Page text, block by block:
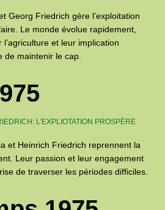
Georg Friedrich gère l’exploitation
Le monde évolue rapidement,
et leur implication
de maintenir le cap.
L'EXPLIOTATION PROSPÈRE
et Heinrich Friedrich reprennent la
Leur passion et leur engagement
de traverser les périodes difficiles.